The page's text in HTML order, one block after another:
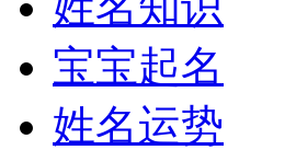
宝宝起名
姓名运势